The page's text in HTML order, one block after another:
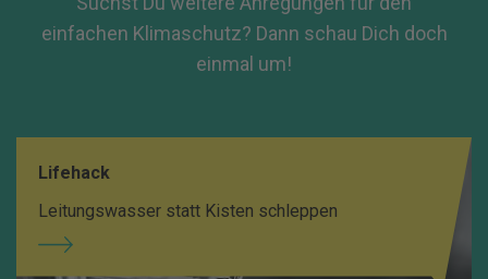
einfachen Klimaschutz? Dann schau Dich doch
einmal um!
Lifehack
Leitungswasser statt Kisten schleppen